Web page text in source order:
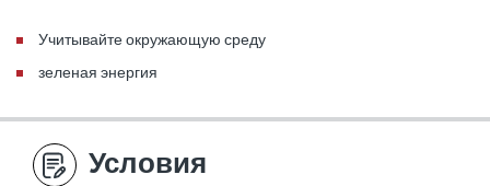
Учитывайте окружающую среду
зеленая энергия
Условия